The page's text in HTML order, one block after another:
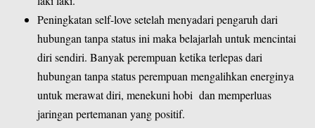
Peningkatan self-love setelah menyadari pengaruh dari
hubungan tanpa status ini maka belajarlah untuk mencintai
diri sendiri. Banyak perempuan ketika terlepas dari
hubungan tanpa status perempuan mengalihkan energinya
untuk merawat diri, menekuni hobi dan memperluas
jaringan pertemanan yang positif.